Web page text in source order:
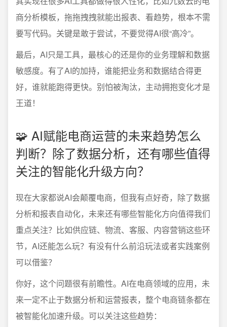
商分析模板，拖拖拽拽就能出报表、看趋势，根本不需
要写代码。关键是敢于尝试，不要觉得AI很“高冷”。
最后，AI只是工具，最核心的还是你的业务理解和数据
敏感度。有了AI的加持，谁能把业务和数据结合得更
好，谁就能跑得更快。别怕被淘汰，主动拥抱变化才是
王道！
🧩 AI赋能电商运营的未来趋势怎么
判断？除了数据分析，还有哪些值得
关注的智能化升级方向？
现在大家都说AI会颠覆电商，但我有点好奇，除了数据
分析和报表自动化，未来还有哪些智能化方向值得我们
重点关注？比如供应链、物流、客服、内容营销这些环
节，AI还能怎么玩？有没有什么前沿玩法或者实践案例
可以借鉴？
你好，这个问题很有前瞻性。AI在电商领域的应用，未
来一定不止于数据分析和运营报表，整个电商链条都在
被智能化加速升级。可以关注这些趋势：